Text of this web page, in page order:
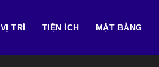
VỊ TRÍ TIỆN ÍCH MẶT BẰNG